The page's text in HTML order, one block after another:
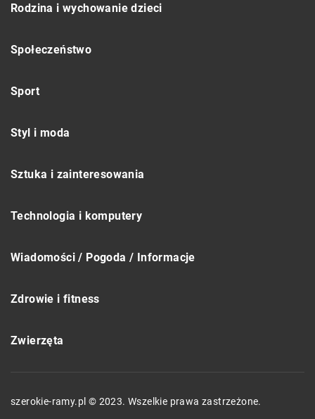
Rodzina i wychowanie dzieci
Społeczeństwo
Sport
Styl i moda
Sztuka i zainteresowania
Technologia i komputery
Wiadomości / Pogoda / Informacje
Zdrowie i fitness
Zwierzęta
szerokie-ramy.pl © 2023. Wszelkie prawa zastrzeżone.